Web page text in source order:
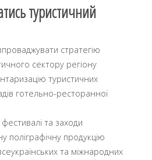
туристичний
стратегію
сектору регіону
туристичних
готельно-ресторанної
та заходи
поліграфічну продукцію
та міжнародних